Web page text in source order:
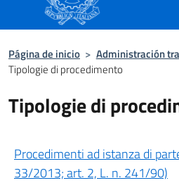
Página de inicio > Administración
Tipologie di procedimento
Tipologie di
Procedimenti ad istanza di
33/2013; art. 2, L. n. 241/90)